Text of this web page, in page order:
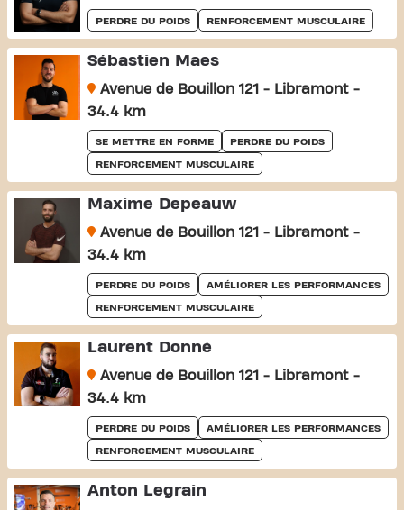
PERDRE DU POIDS RENFORCEMENT MUSCULAIRE
Sébastien Maes
Avenue de Bouillon 121 - Libramont -
34.4 km
SE METTRE EN FORME PERDRE DU POIDS
RENFORCEMENT MUSCULAIRE
Maxime Depeauw
Avenue de Bouillon 121 - Libramont -
34.4 km
PERDRE DU POIDS AMÉLIORER LES PERFORMANCES
RENFORCEMENT MUSCULAIRE
Laurent Donné
Avenue de Bouillon 121 - Libramont -
34.4 km
PERDRE DU POIDS AMÉLIORER LES PERFORMANCES
RENFORCEMENT MUSCULAIRE
Anton Legrain